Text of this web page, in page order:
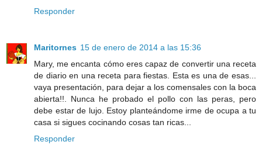
Responder
Maritornes 15 de enero de 2014 a las 15:36
Mary, me encanta cómo eres capaz de convertir una receta
de diario en una receta para fiestas. Esta es una de esas...
vaya presentación, para dejar a los comensales con la boca
abierta!!. Nunca he probado el pollo con las peras, pero
debe estar de lujo. Estoy planteándome irme de ocupa a tu
casa si sigues cocinando cosas tan ricas...
Responder